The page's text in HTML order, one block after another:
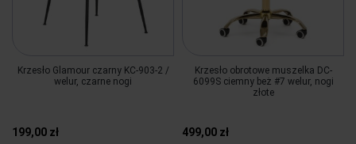
Krzesło Glamour czarny KC-903-2 /
welur, czarne nogi
199,00 zł
Krzesło obrotowe muszelka DC-
6099S ciemny beż #7 welur, nogi
złote
499,00 zł